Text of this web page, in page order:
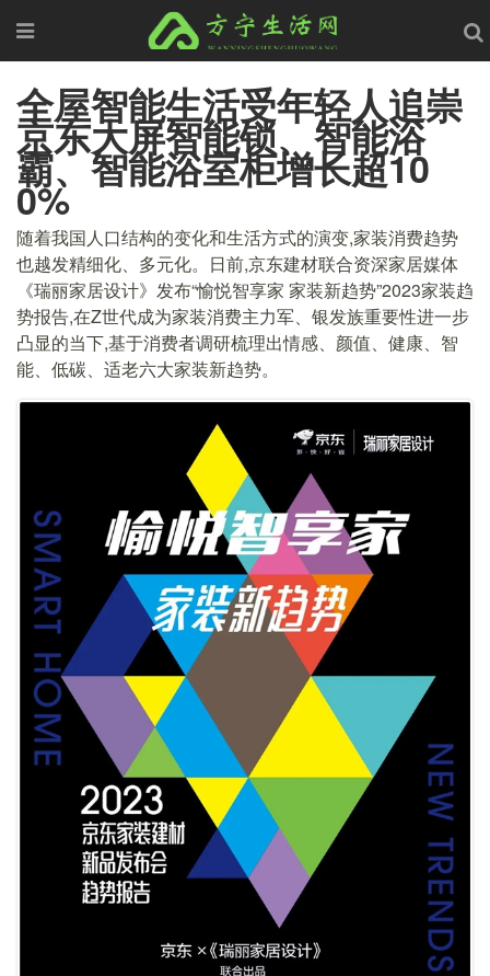
全屋智能生活受年轻人追崇
京东大屏智能锁、智能浴
霸、智能浴室柜增长超10
0%
随着我国人口结构的变化和生活方式的演变,家装消费趋势
也越发精细化、多元化。日前,京东建材联合资深家居媒体
《瑞丽家居设计》发布“愉悦智享家 家装新趋势”2023家装趋
势报告,在Z世代成为家装消费主力军、银发族重要性进一步
凸显的当下,基于消费者调研梳理出情感、颜值、健康、智
能、低碳、适老六大家装新趋势。